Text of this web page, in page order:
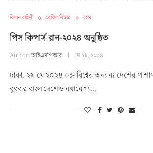
বিমান বাহিনী ব্রেকিং নিউজ হোম
পিস কিপার্স রান-২০২৪ অনুষ্ঠিত
Author:আইএসপিআর মে ২৯, ২০২৪
ঢাকা, ২৯ মে ২০২৪ ঃ- বিশ্বের অন্যান্য দেশের
বুধবার বাংলাদেশেও যথাযোগ্য…